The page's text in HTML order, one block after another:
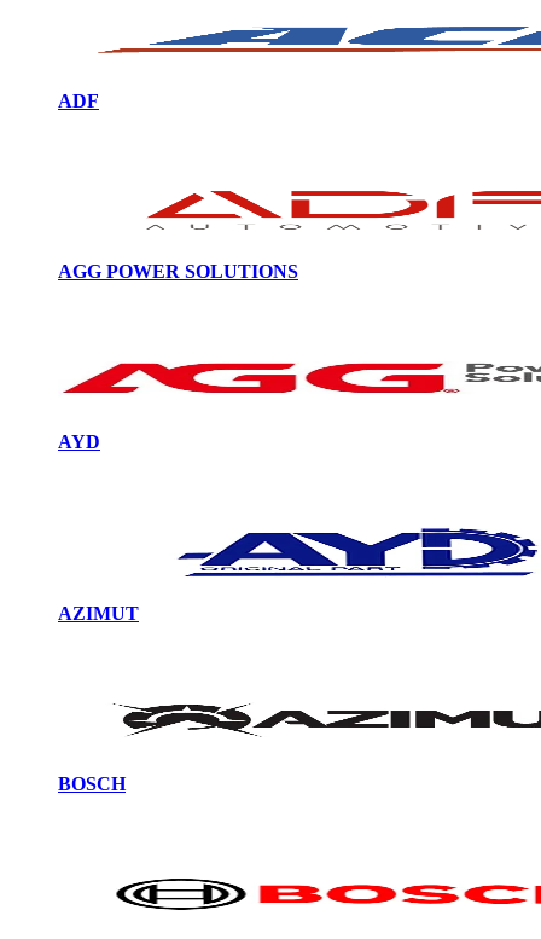
ADF
AGG POWER SOLUTIONS
AYD
AZIMUT
BOSCH